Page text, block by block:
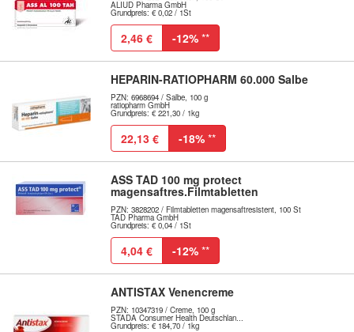
ALIUD Pharma GmbH
Grundpreis: € 0,02 / 1St
2,46 € -12% **
HEPARIN-RATIOPHARM 60.000 Salbe
PZN: 6968694 / Salbe, 100 g
ratiopharm GmbH
Grundpreis: € 221,30 / 1kg
22,13 € -18% **
ASS TAD 100 mg protect
magensaftres.Filmtabletten
PZN: 3828202 / Filmtabletten magensaftresistent, 100 St
TAD Pharma GmbH
Grundpreis: € 0,04 / 1St
4,04 € -12% **
ANTISTAX Venencreme
PZN: 10347319 / Creme, 100 g
STADA Consumer Health Deutschlan...
Grundpreis: € 184,70 / 1kg